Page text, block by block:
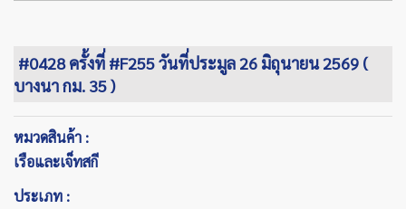
#0428 ครั้งที่ #F255 วันที่ประมูล 26 มิถุนายน 2569 (
บางนา กม. 35 )
หมวดสินค้า :
เรือและเจ็ทสกี
ประเภท :